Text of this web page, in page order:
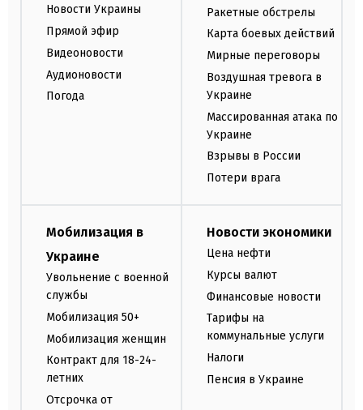
Новости Украины
Прямой эфир
Видеоновости
Аудионовости
Погода
Ракетные обстрелы
Карта боевых действий
Мирные переговоры
Воздушная тревога в
Украине
Массированная атака по
Украине
Взрывы в России
Потери врага
Мобилизация в
Украине
Увольнение с военной
службы
Мобилизация 50+
Мобилизация женщин
Контракт для 18-24-
летних
Отсрочка от
Новости экономики
Цена нефти
Курсы валют
Финансовые новости
Тарифы на
коммунальные услуги
Налоги
Пенсия в Украине